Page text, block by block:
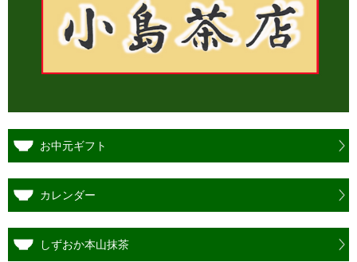
お中元ギフト
カレンダー
しずおか本山抹茶